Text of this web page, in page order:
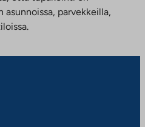
parvekkeilla,